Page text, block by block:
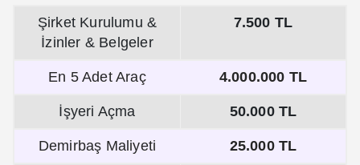
Şirket Kurulumu &
İzinler & Belgeler
7.500 TL
En 5 Adet Araç 4.000.000 TL
İşyeri Açma 50.000 TL
Demirbaş Maliyeti 25.000 TL